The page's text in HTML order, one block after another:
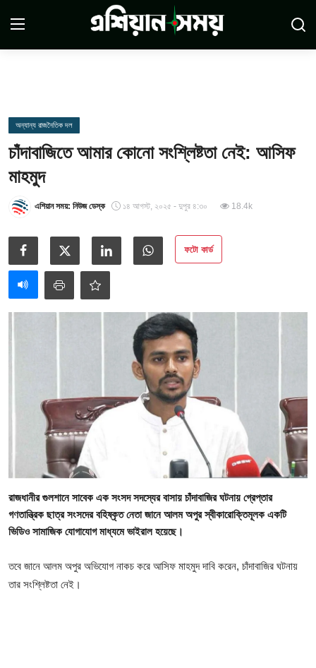
সম্পর্কে
সারাদেশ
যোগাযোগ
সর্বশেষ
শর্তাবলী
আন্তর্জাতিক
স্বাস্থ্য
বিনোদন
খেলা
অন্যান্য রাজনৈতিক দল
চাঁদাবাজিতে আমার কোনো সংশ্লিষ্টতা নেই: আসিফ
মাহমুদ
এশিয়ান সময়: নিউজ ডেস্ক ১৪ আগস্ট, ২০২৫ - দুপুর ৪:৩০ 18.4k
ফটো কার্ড
রাজধানীর গুলশানে সাবেক এক সংসদ সদস্যের বাসায় চাঁদাবাজির ঘটনায় গ্রেপ্তার
গণতান্ত্রিক ছাত্র সংসদের বহিষ্কৃত নেতা জানে আলম অপুর স্বীকারোক্তিমূলক একটি
ভিডিও সামাজিক যোগাযোগ মাধ্যমে ভাইরাল হয়েছে।
তবে জানে আলম অপুর অভিযোগ নাকচ করে আসিফ মাহমুদ দাবি করেন, চাঁদাবাজির ঘটনায়
তার সংশ্লিষ্টতা নেই।